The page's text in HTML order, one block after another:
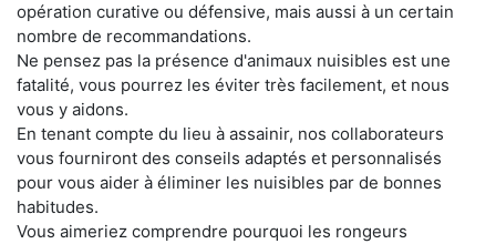
opération curative ou défensive, mais aussi à un certain
nombre de recommandations.
Ne pensez pas la présence d'animaux nuisibles est une
fatalité, vous pourrez les éviter très facilement, et nous
vous y aidons.
En tenant compte du lieu à assainir, nos collaborateurs
vous fourniront des conseils adaptés et personnalisés
pour vous aider à éliminer les nuisibles par de bonnes
habitudes.
Vous aimeriez comprendre pourquoi les rongeurs